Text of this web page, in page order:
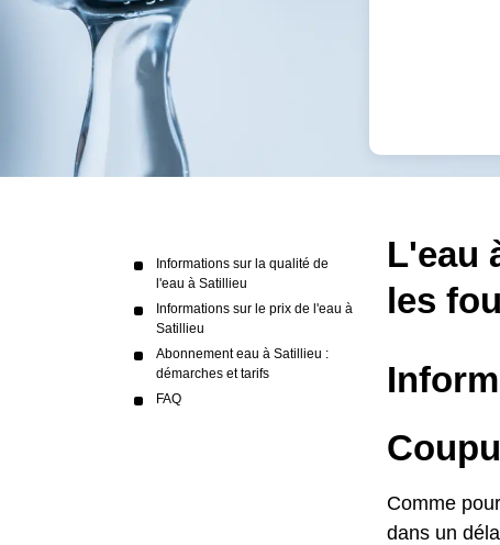
Informations sur la qualité de
l'eau à Satillieu
Informations sur le prix de l'eau à
Satillieu
Abonnement eau à Satillieu :
démarches et tarifs
FAQ
L'eau
les
Comme
dans un